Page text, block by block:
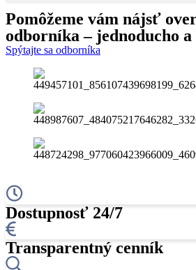
Pomôžeme vám nájsť
odborníka– jednoducho
Spýtajte sa odborníka
Dostupnosť 24/7
Transparentný cenník